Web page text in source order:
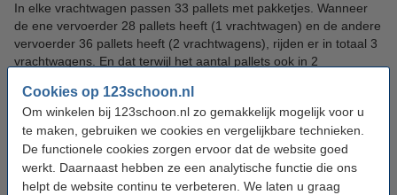
Cookies op 123schoon.nl
Om winkelen bij 123schoon.nl zo gemakkelijk mogelijk voor u
te maken, gebruiken we cookies en vergelijkbare technieken.
De functionele cookies zorgen ervoor dat de website goed
werkt. Daarnaast hebben ze een analytische functie die ons
helpt de website continu te verbeteren. We laten u graag
In elke vrachtwagen passen 33 pallets met pakketjes. Wanneer
de ene vervoerder 28 pallets heeft (1 vrachtwagen) en de andere
vervoerder 36 pallets heeft (2 vrachtwagens), rijden er in totaal 3
vrachtwagens. En dat terwijl het aantal pallets ook in 2
Waarom geen gratis verzending?
Dit is heel eenvoudig: de kosten die gemaakt worden voor het
verzenden, moeten op de een of andere manier betaald worden.
De meeste webwinkels berekenen deze kosten door als een
soort opslag in de verkoopprijs van de producten. We kunnen